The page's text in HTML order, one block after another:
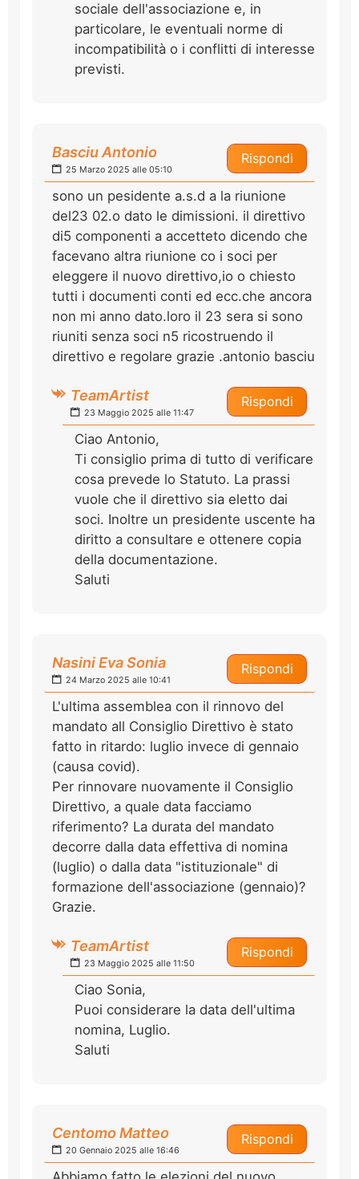
sociale dell'associazione e, in
particolare, le eventuali norme di
incompatibilità o i conflitti di interesse
previsti.
Rispondi
Basciu Antonio
25 Marzo 2025 alle 05:10
sono un pesidente a.s.d a la riunione
del23 02.o dato le dimissioni. il direttivo
di5 componenti a accetteto dicendo che
facevano altra riunione co i soci per
eleggere il nuovo direttivo,io o chiesto
tutti i documenti conti ed ecc.che ancora
non mi anno dato.loro il 23 sera si sono
riuniti senza soci n5 ricostruendo il
direttivo e regolare grazie .antonio basciu
Rispondi
TeamArtist
23 Maggio 2025 alle 11:47
Ciao Antonio,
Ti consiglio prima di tutto di verificare
cosa prevede lo Statuto. La prassi
vuole che il direttivo sia eletto dai
soci. Inoltre un presidente uscente ha
diritto a consultare e ottenere copia
della documentazione.
Saluti
Rispondi
Nasini Eva Sonia
24 Marzo 2025 alle 10:41
L'ultima assemblea con il rinnovo del
mandato all Consiglio Direttivo è stato
fatto in ritardo: luglio invece di gennaio
(causa covid).
Per rinnovare nuovamente il Consiglio
Direttivo, a quale data facciamo
riferimento? La durata del mandato
decorre dalla data effettiva di nomina
(luglio) o dalla data "istituzionale" di
formazione dell'associazione (gennaio)?
Grazie.
Rispondi
TeamArtist
23 Maggio 2025 alle 11:50
Ciao Sonia,
Puoi considerare la data dell'ultima
nomina, Luglio.
Saluti
Rispondi
Centomo Matteo
20 Gennaio 2025 alle 16:46